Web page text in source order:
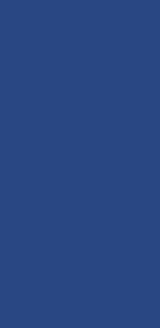
相关的退行
降低风险并延
受背痛、颈
就医。请咨询
疗方案。 如需
751-6222